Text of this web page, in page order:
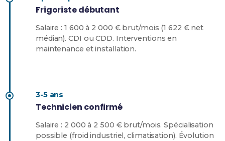
Frigoriste débutant
Salaire : 1 600 à 2 000 € brut/mois (1 622 € net
médian). CDI ou CDD. Interventions en
maintenance et installation.
3-5 ans
Technicien confirmé
Salaire : 2 000 à 2 500 € brut/mois. Spécialisation
possible (froid industriel, climatisation). Évolution